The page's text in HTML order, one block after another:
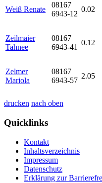
Weiß Renate
08167
6943-12
0.02
Zeilmaier
Tahnee
08167
6943-41
0.12
Zelmer
Mariola
08167
6943-57
2.05
drucken nach oben
Quicklinks
Kontakt
Inhaltsverzeichnis
Impressum
Datenschutz
Erklärung zur